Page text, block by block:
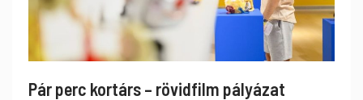
Pár perc kortárs – rövidfilm pályázat